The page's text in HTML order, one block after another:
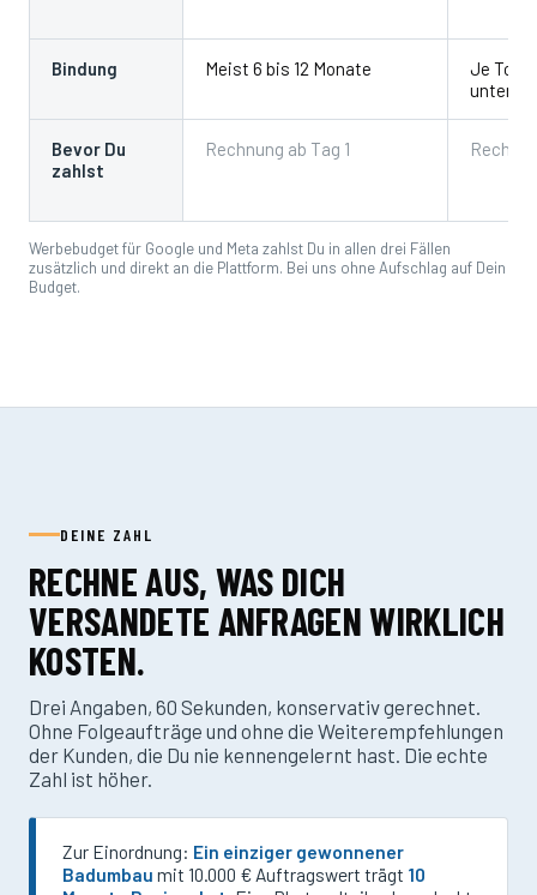
Bindung Meist 6 bis 12 Monate
Je Tool
Bevor Du
zahlst
Rechnung ab Tag 1
Werbebudget für Google und Meta zahlst Du in allen drei Fällen
zusätzlich und direkt an die Plattform. Bei uns ohne Aufschlag auf Dein
Budget.
DEINE ZAHL
RECHNE AUS, WAS DICH
VERSANDETE ANFRAGEN WIRKLICH
KOSTEN.
Drei Angaben, 60 Sekunden, konservativ gerechnet.
Ohne Folgeaufträge und ohne die Weiterempfehlungen
der Kunden, die Du nie kennengelernt hast. Die echte
Zahl ist höher.
Zur Einordnung: Ein einziger gewonnener
Badumbau mit 10.000 € Auftragswert trägt 10